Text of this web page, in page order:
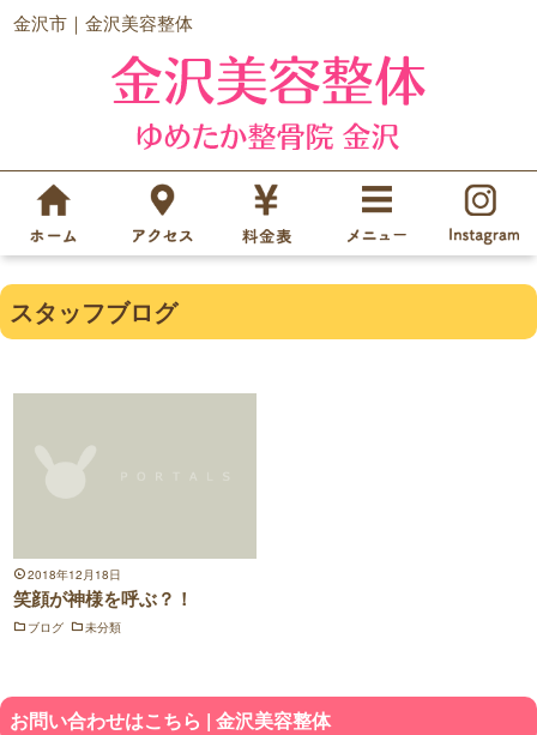
金沢市｜金沢美容整体
スタッフブログ
2018年12月18日
笑顔が神様を呼ぶ？！
ブログ 未分類
お問い合わせはこちら | 金沢美容整体